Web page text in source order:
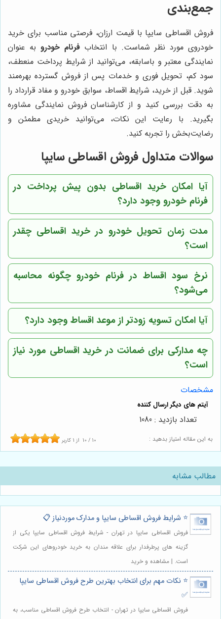
جمع‌بندی
فروش اقساطی سایپا با قیمت ارزان، فرصتی مناسب برای خرید
خودروی مورد نظر شماست. با انتخاب فرنام خودرو به عنوان
نمایندگی معتبر و باسابقه، می‌توانید از شرایط پرداخت منعطف،
سود کم، تحویل فوری و خدمات پس از فروش گسترده بهره‌مند
شوید. قبل از خرید، شرایط اقساط، سوابق خودرو و مفاد قرارداد را
به دقت بررسی کنید و از کارشناسان فروش نمایندگی مشاوره
بگیرید. با رعایت این نکات، می‌توانید خریدی مطمئن و
رضایت‌بخش را تجربه کنید.
سوالات متداول فروش اقساطی سایپا
آیا امکان خرید اقساطی بدون پیش پرداخت در
فرنام خودرو وجود دارد؟
مدت زمان تحویل خودرو در خرید اقساطی چقدر
است؟
نرخ سود اقساط در فرنام خودرو چگونه محاسبه
می‌شود؟
آیا امکان تسویه زودتر از موعد اقساط وجود دارد؟
چه مدارکی برای ضمانت در خرید اقساطی مورد نیاز
است؟
مشخصات
به این مقاله امتیاز بدهید : 10 / 10 از 1 کاربر
تعداد بازدید : 1080
مطالب مشابه
⭐️ شرایط فروش اقساطی سایپا و مدارک موردنیاز 📋
فروش اقساطی سایپا در تهران - شرایط فروش اقساطی سایپا یکی از
گزینه های پرطرفدار برای علاقه مندان به خرید خودروهای این شرکت
است. | مشاهده و خرید
⭐️ نکات مهم برای انتخاب بهترین طرح فروش اقساطی سایپا
✅
فروش اقساطی سایپا در تهران - انتخاب طرح فروش اقساطی مناسب، به